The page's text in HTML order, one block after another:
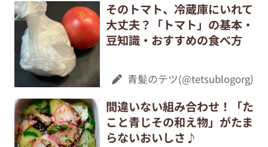
そのトマト、冷蔵庫にいれて
大丈夫？「トマト」の基本・
豆知識・おすすめの食べ方
青髪のテツ(@tetsublogorg)
間違いない組み合わせ！「た
こと青じその和え物」がたま
らないおいしさ♪